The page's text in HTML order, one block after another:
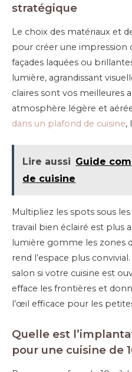
stratégique
Le choix des matériaux et
pour créer une impression
façades laquées ou
lumière, agrandissant
claires sont vos meilleures
atmosphère légère et
dans un plafond de cuisine,
Lire aussi Guide
de cuisine
Multipliez les spots sous
travail bien éclairé est plus
lumière gomme les zones
rend l’espace plus
salon si votre cuisine est
efface les frontières et
l’œil efficace pour les
Quelle est
pour une cuisine de